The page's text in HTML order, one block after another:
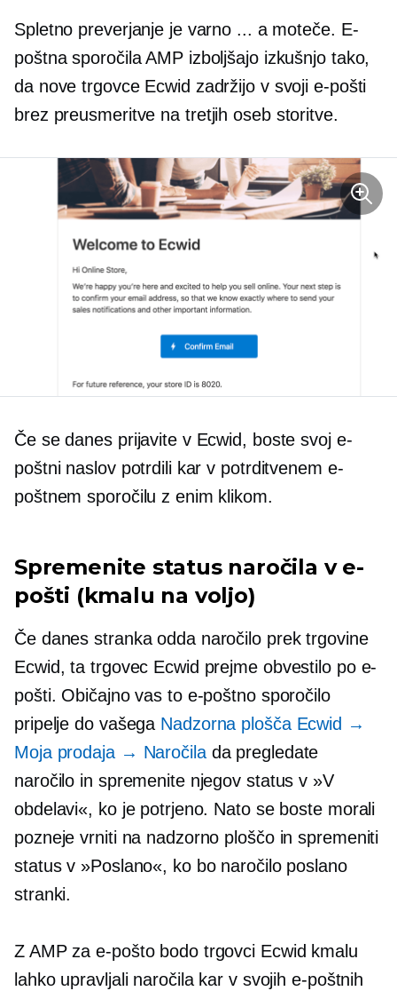
Spletno preverjanje je varno ... a moteče. E-
poštna sporočila AMP izboljšajo izkušnjo tako,
da nove trgovce Ecwid zadržijo v svoji e-pošti
brez preusmeritve na tretjih osebstoritve.
Če se danes prijavite v Ecwid, boste svoj e-
poštni naslov potrdili kar v potrditvenem e-
poštnem sporočilu z enim klikom.
Spremenite status naročila v e-
pošti (kmalu na voljo)
Če danes stranka odda naročilo prek trgovine
Ecwid, ta trgovec Ecwid prejme obvestilo po e-
pošti. Običajno vas to e-poštno sporočilo
pripelje do vašega Nadzorna plošča Ecwid →
Moja prodaja → Naročilada pregledate
naročilo in spremenite njegov status v »V
obdelavi«, ko je potrjeno. Nato se boste morali
pozneje vrniti na nadzorno ploščo in spremeniti
status v »Poslano«, ko bo naročilo poslano
stranki.
Z AMP za e-pošto bodo trgovci Ecwid kmalu
lahko upravljali naročila kar v svojih e-poštnih